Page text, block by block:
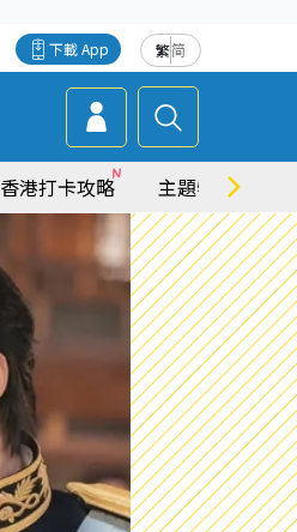
繁简
下載 App
香港打卡攻略 主題特集